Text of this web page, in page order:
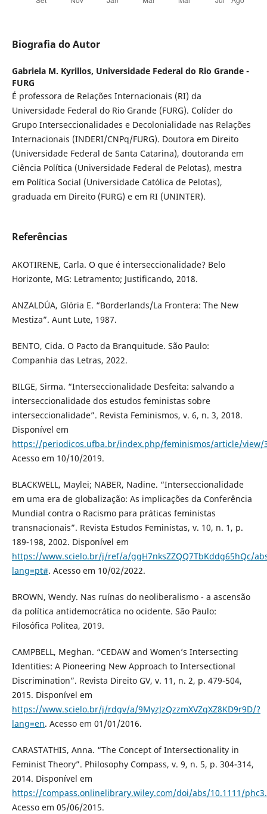
Biografia do Autor
Gabriela M. Kyrillos, Universidade Federal do Rio Grande -
FURG
É professora de Relações Internacionais (RI) da
Universidade Federal do Rio Grande (FURG). Colíder do
Grupo Interseccionalidades e Decolonialidade nas Relações
Internacionais (INDERI/CNPq/FURG). Doutora em Direito
(Universidade Federal de Santa Catarina), doutoranda em
Ciência Política (Universidade Federal de Pelotas), mestra
em Política Social (Universidade Católica de Pelotas),
graduada em Direito (FURG) e em RI (UNINTER).
Referências
AKOTIRENE, Carla. O que é interseccionalidade? Belo
Horizonte, MG: Letramento; Justificando, 2018.
ANZALDÚA, Glória E. “Borderlands/La Frontera: The New
Mestiza”. Aunt Lute, 1987.
BENTO, Cida. O Pacto da Branquitude. São Paulo:
Companhia das Letras, 2022.
BILGE, Sirma. “Interseccionalidade Desfeita: salvando a
interseccionalidade dos estudos feministas sobre
interseccionalidade”. Revista Feminismos, v. 6, n. 3, 2018.
Disponível em
https://periodicos.ufba.br/index.php/feminismos/article/view/
Acesso em 10/10/2019.
BLACKWELL, Maylei; NABER, Nadine. “Interseccionalidade
em uma era de globalização: As implicações da Conferência
Mundial contra o Racismo para práticas feministas
transnacionais”. Revista Estudos Feministas, v. 10, n. 1, p.
189-198, 2002. Disponível em
https://www.scielo.br/j/ref/a/ggH7nksZZQQ7TbKddg65hQc/
lang=pt#. Acesso em 10/02/2022.
BROWN, Wendy. Nas ruínas do neoliberalismo - a ascensão
da política antidemocrática no ocidente. São Paulo:
Filosófica Politea, 2019.
CAMPBELL, Meghan. “CEDAW and Women’s Intersecting
Identities: A Pioneering New Approach to Intersectional
Discrimination”. Revista Direito GV, v. 11, n. 2, p. 479-504,
2015. Disponível em
https://www.scielo.br/j/rdgv/a/9MyzJzQzzmXVZqXZ8KD9r9D/?
lang=en. Acesso em 01/01/2016.
CARASTATHIS, Anna. “The Concept of Intersectionality in
Feminist Theory”. Philosophy Compass, v. 9, n. 5, p. 304-314,
2014. Disponível em
https://compass.onlinelibrary.wiley.com/doi/abs/10.1111/
Acesso em 05/06/2015.